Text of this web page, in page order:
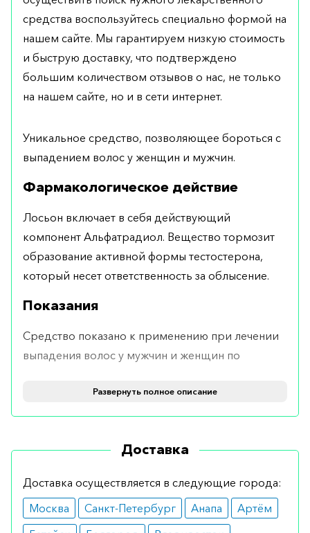
средства воспользуйтесь специально формой на
нашем сайте. Мы гарантируем низкую стоимость
и быструю доставку, что подтверждено
большим количеством отзывов о нас, не только
на нашем сайте, но и в сети интернет.
Уникальное средство, позволяющее бороться с
выпадением волос у женщин и мужчин.
Фармакологическое действие
Лосьон включает в себя действующий
компонент Альфатрадиол. Вещество тормозит
образование активной формы тестостерона,
который несет ответственность за облысение.
Показания
Средство показано к применению при лечении
выпадения волос у мужчин и женщин по
используется именно при наследственном
Побочные эффекты
Развернуть полное описание
Доставка
Доставка осуществляется в следующие города:
Москва
Санкт-Петербург Анапа
Артём